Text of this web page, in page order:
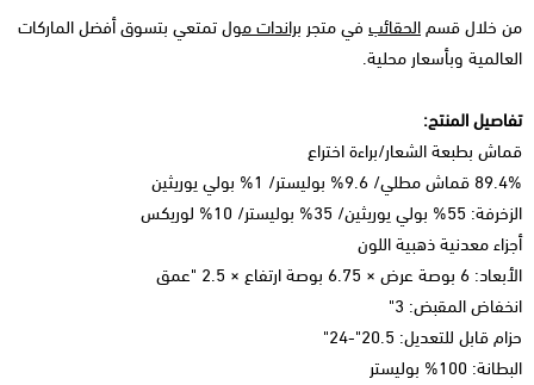
من خلال قسمالحقائب في متجر براندات مولتمتعي بتسوق أفضل الماركات
العالمية وبأسعار محلية.
تفاصيل المنتج:
قماش بطبعة الشعار/براءة اختراع
89.4% قماش مطلي/ 9.6% بوليستر/ 1% بولي يوريثين
الزخرفة: 55% بولي يوريثين/ 35% بوليستر/ 10% لوريكس
أجزاء معدنية ذهبية اللون
الأبعاد: 6 بوصة عرض × 6.75 بوصة ارتفاع × 2.5 "عمق
انخفاض المقبض: 3"
حزام قابل للتعديل: 20.5"-24"
البطانة: 100% بوليستر